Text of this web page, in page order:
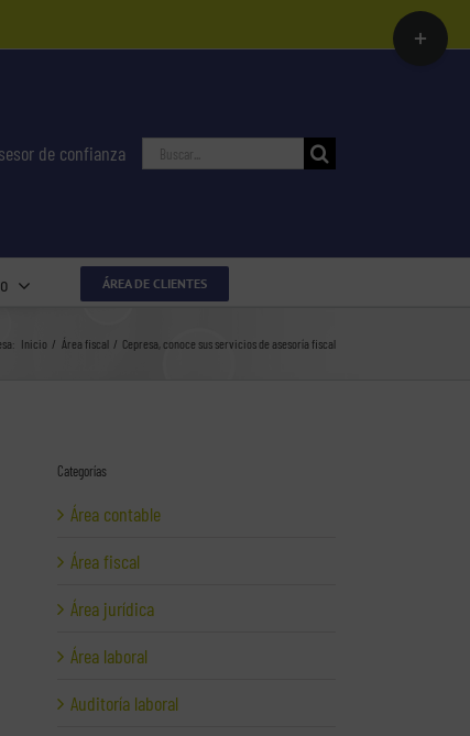
de confianza Buscar:
ÁREA DE CLIENTES
Inicio Área fiscal Cepresa, conoce sus servicios de asesoría fiscal
Categorías
Área contable
Área fiscal
Área jurídica
Área laboral
Auditoría laboral
Toggle
Sliding